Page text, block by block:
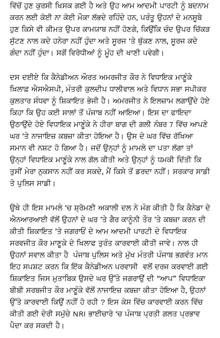
ਵਿੱਚੋਂ ਹੁਣ ਕੁਰਸੀ ਖਿਸਕ ਗਈ ਹੈ ਅਤੇ ਉਹ ਆਮ ਆਦਮੀ ਪਾਰਟੀ ਨੂੰ ਬਦਨਾਮ
ਕਰਨ ਲਈ ਕੋਈ ਨਾ ਕੋਈ ਮੌਕਾ ਲੱਭਦੇ ਰਹਿੰਦੇ ਹਨ, ਪਰੰਤੂ ਉਹਨਾਂ ਦੇ ਮਨਸੂਬੇ
ਹੁਣ ਕਿਸੇ ਵੀ ਕੀਮਤ ਉਪਰ ਕਾਮਯਾਬ ਨਹੀਂ ਹੋਣਗੇ, ਕਿਉਂਕਿ ਚੰਦ ਉਪਰ ਚਿੱਕੜ
ਸੁੱਟਣ ਨਾਲ ਕਦੇ ਹਨੇਰਾ ਨਹੀਂ ਹੁੰਦਾ ਅਤੇ ਸੂਰਜ ‘ਤੇ ਥੁੱਕਣ ਨਾਲ, ਸੂਰਜ ਕਦੇ
ਗੰਦਾ ਨਹੀਂ ਹੁੰਦਾ। ਸਗੋਂ ਵਿਰੋਧੀਆਂ ਨੂੰ ਮੂੰਹ ਦੀ ਖਾਣੀ ਪਵੇਗੀ।
ਦਸ ਦਈਏ ਕਿ ਕੈਨੇਡੀਅਨ ਔਰਤ ਅਮਰਜੀਤ ਕੌਰ ਨੇ ਵਿਧਾਇਕ ਮਾਣੂੰਕੇ
ਖ਼ਿਲਾਫ਼ ਐਸਐਸਪੀ, ਮੰਤਰੀ ਕੁਲਦੀਪ ਧਾਲੀਵਾਲ ਅਤੇ ਵਿਧਾਨ ਸਭਾ ਸਪੀਕਰ
ਕੁਲਤਾਰ ਸੰਧਵਾ ਨੂੰ ਸ਼ਿਕਾਇਤ ਭੇਜੀ ਹੈ। ਅਮਰਜੀਤ ਨੇ ਇਲਜ਼ਾਮ ਲਗਾਉਂਦੇ ਹੋਏ
ਕਿਹਾ ਕਿ ਉਹ ਕਈ ਸਾਲਾਂ ਤੋਂ ਪੰਜਾਬ ਨਹੀਂ ਆਇਆ। ਇਸ ਦਾ ਫਾਇਦਾ
ਉਠਾਉਂਦੇ ਹੋਏ ਵਿਧਾਇਕ ਮਾਣੂੰਕੇ ਨੇ ਹੀਰਾ ਬਾਗ ਦੀ ਗਲੀ ਨੰਬਰ 7 ਵਿੱਚ ਆਪਣੇ
ਘਰ ’ਤੇ ਨਾਜਾਇਜ਼ ਕਬਜ਼ਾ ਕੀਤਾ ਹੋਇਆ ਹੈ। ਉਸ ਦੇ ਘਰ ਵਿੱਚ ਰੱਖਿਆ
ਸਮਾਨ ਵੀ ਨਸ਼ਟ ਹੋ ਗਿਆ ਹੈ। ਜਦੋਂ ਉਨ੍ਹਾਂ ਨੂੰ ਮਾਮਲੇ ਦਾ ਪਤਾ ਲੱਗਾ ਤਾਂ
ਉਨ੍ਹਾਂ ਵਿਧਾਇਕ ਮਾਣੂੰਕੇ ਨਾਲ ਗੱਲ ਕੀਤੀ ਅਤੇ ਉਨ੍ਹਾਂ ਨੂੰ ਧਮਕੀ ਦਿੱਤੀ ਕਿ
ਤੁਸੀਂ ਮੇਰਾ ਨੁਕਸਾਨ ਨਹੀਂ ਕਰ ਸਕਦੇ, ਮੈਂ ਕਿਸੇ ਤੋਂ ਡਰਦਾ ਨਹੀਂ। ਸਰਕਾਰ ਸਾਡੀ
ਤੇ ਪੁਲਿਸ ਸਾਡੀ।
ਉਥੇ ਹੀ ਇਸ ਮਾਮਲੇ ‘ਚ ਸ਼੍ਰੋਮਣੀ ਅਕਾਲੀ ਦਲ ਨੇ ਮੰਗ ਕੀਤੀ ਹੈ ਕਿ ਕੈਨੇਡਾ ਦੇ
ਐਨਆਰਆਈ ਵੱਲੋਂ ਉਹਨਾਂ ਦੇ ਘਰ ’ਤੇ ਗੈਰ ਕਾਨੂੰਨੀ ਤੌਰ ’ਤੇ ਕਬਜ਼ਾ ਕਰਨ ਦੀ
ਕੀਤੀ ਸ਼ਿਕਾਇਤ ’ਤੇ ਜਗਰਾਓਂ ਦੇ ਆਮ ਆਦਮੀ ਪਾਰਟੀ ਦੇ ਵਿਧਾਇਕ
ਸਰਵਜੀਤ ਕੌਰ ਮਾਣੂਕੇ ਦੇ ਖਿਲਾਫ ਤੁਰੰਤ ਕਾਰਵਾਈ ਕੀਤੀ ਜਾਵੇ। ਨਾਲ ਹੀ
ਉਹਨਾਂ ਸਵਾਲ ਕੀਤਾ ਹੈ ਪੰਜਾਬ ਪੁਲਿਸ ਅਤੇ ਮੁੱਖ ਮੰਤਰੀ ਪੰਜਾਬ ਭਗਵੰਤ ਮਾਨ
ਇਹ ਸਪਸ਼ਟ ਕਰਨ ਕਿ ਇੱਕ ਕੈਨੇਡੀਅਨ ਪਰਵਾਸੀ ਵਲੋਂ ਦਰਜ ਕਰਵਾਈ ਗਈ
ਸ਼ਿਕਾਇਤ ਜਿਸ ਮੁਤਾਬਿਕ ਉਸਦੇ ਘਰ ਉੱਤੇ ਜਗਰਾਉਂ ਦੀ “ਆਪ” ਵਿਧਾਇਕਾ
ਬੀਬੀ ਸਰਬਜੀਤ ਕੌਰ ਮਾਣੂੰਕੇ ਵੱਲੋਂ ਨਾਜਾਇਜ਼ ਕਬਜ਼ਾ ਕੀਤਾ ਹੋਇਆ ਹੈ, ਉਹਨਾਂ
ਉੱਤੇ ਕਾਰਵਾਈ ਕਿਉਂ ਨਹੀਂ ਹੋ ਰਹੀ ? ਇਸ ਕੇਸ ਵਿੱਚ ਕਾਰਵਾਈ ਕਰਨ ਵਿੱਚ
ਕੀਤੀ ਗਈ ਦੇਰੀ ਸਮੁੱਚੇ NRI ਭਾਈਚਾਰੇ ‘ਚ ਪੰਜਾਬ ਪ੍ਰਤੀ ਗਲਤ ਪ੍ਰਭਾਵ
ਪੈਦਾ ਕਰ ਸਕਦੀ ਹੈ।